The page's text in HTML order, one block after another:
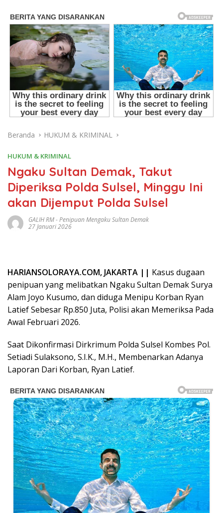
Beranda HUKUM & KRIMINAL
HUKUM & KRIMINAL
Ngaku Sultan Demak, Takut
Diperiksa Polda Sulsel, Minggu Ini
akan Dijemput Polda Sulsel
GALIH RM-Penipuan Mengaku Sultan Demak
27 Januari 2026
HARIANSOLORAYA.COM, JAKARTA || Kasus dugaan
penipuan yang melibatkan Ngaku Sultan Demak Surya
Alam Joyo Kusumo, dan diduga Menipu Korban Ryan
Latief Sebesar Rp.850 Juta, Polisi akan Memeriksa Pada
Awal Februari 2026.
Saat Dikonfirmasi Dirkrimum Polda Sulsel Kombes Pol.
Setiadi Sulaksono, S.I.K., M.H., Membenarkan Adanya
Laporan Dari Korban, Ryan Latief.